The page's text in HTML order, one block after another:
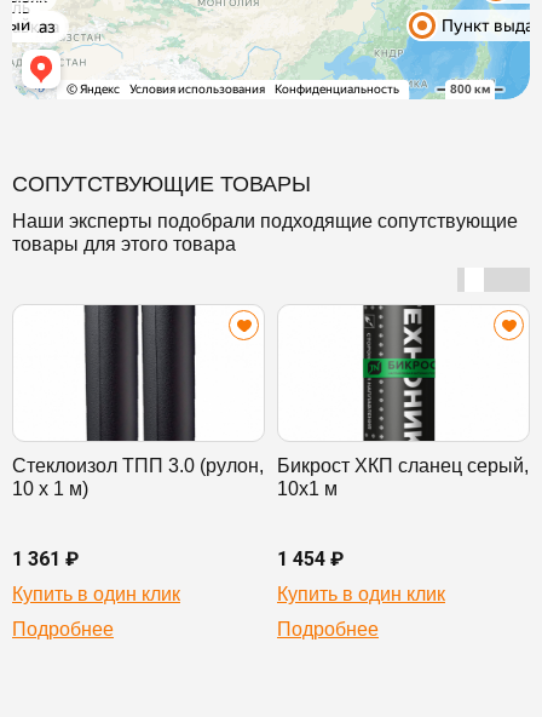
СОПУТСТВУЮЩИЕ ТОВАРЫ
Наши эксперты подобрали подходящие сопутствующие
товары для этого товара
Стеклоизол ТПП 3.0 (рулон,
10 х 1 м)
1 361 ₽
Купить в один клик
Подробнее
Бикрост ХКП сланец серый,
10х1 м
1 454 ₽
Купить в один клик
Подробнее